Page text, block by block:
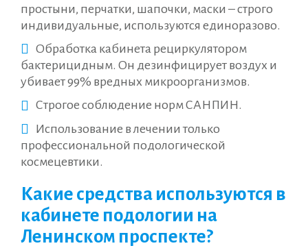
простыни, перчатки, шапочки, маски – строго
индивидуальные, используются единоразово.
Обработка кабинета рециркулятором
бактерицидным. Он дезинфицирует воздух и
убивает 99% вредных микроорганизмов.
Строгое соблюдение норм САНПИН.⠀⠀
Использование в лечении только
профессиональной подологической
космецевтики.
Какие средства используются в
кабинете подологии на
Ленинском проспекте?